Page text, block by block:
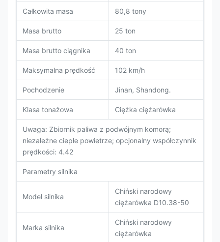
Całkowita masa 80,8 tony
Masa brutto 25 ton
Masa brutto ciągnika 40 ton
Maksymalna prędkość 102 km/h
Pochodzenie Jinan, Shandong.
Klasa tonażowa Ciężka ciężarówka
Uwaga: Zbiornik paliwa z podwójnym komorą;
niezależne ciepłe powietrze; opcjonalny współczynnik
prędkości: 4.42
Parametry silnika
Model silnika
Chiński narodowy
ciężarówka D10.38-50
Marka silnika
Chiński narodowy
ciężarówka